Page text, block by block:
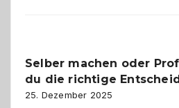
und
Zukunft
Selber machen oder
du die richtige
25. Dezember 2025